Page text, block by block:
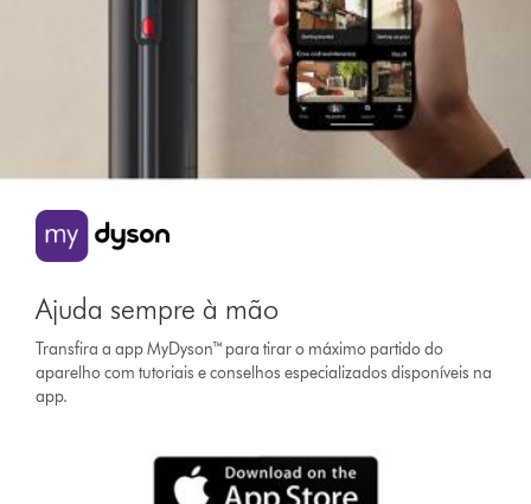
Ajuda sempre à mão
Transfira a app MyDyson™ para tirar o máximo partido do
aparelho com tutoriais e conselhos especializados disponíveis na
app.